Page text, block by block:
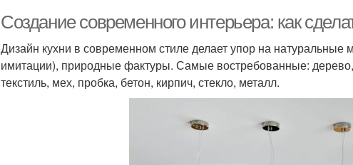
Создание современного интерьера: как
Дизайн кухни в современном стиле делает упор на
имитации), природные фактуры. Самые востребованные:
текстиль, мех, пробка, бетон, кирпич, стекло, металл.